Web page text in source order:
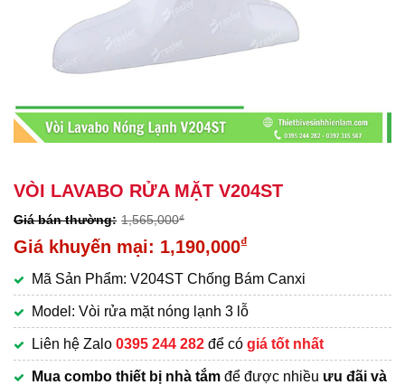
VÒI LAVABO RỬA MẶT V204ST
1,565,000₫
Giá
là:
1,565,000₫.
1,190,000₫
hiện
tại
là:
1,190,000₫.
Mã Sản Phẩm: V204ST Chống Bám Canxi
Model: Vòi rửa mặt nóng lạnh 3 lỗ
Liên hệ Zalo 0395 244 282 để có giá tốt nhất
Mua combo thiết bị nhà tắm để được nhiều ưu đãi và